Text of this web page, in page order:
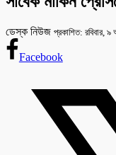
ডেস্ক নিউজ প্রকাশিত: রবিবার,
Facebook